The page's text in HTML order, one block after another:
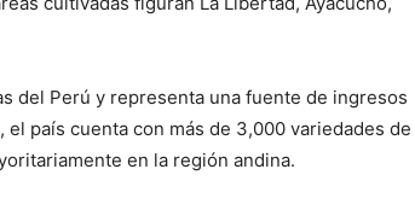
del Perú y representa una fuente de ingresos
país cuenta con más de 3,000 variedades de
en la región andina.